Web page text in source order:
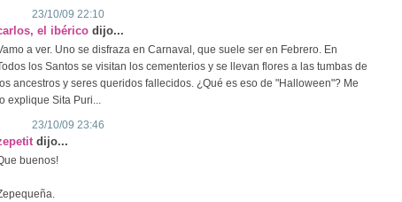
23/10/09 22:10
el ibérico dijo...
a ver. Uno se disfraza en Carnaval, que suele ser en Febrero. En
los Santos se visitan los cementerios y se llevan flores a las tumbas de
los ancestros y seres queridos fallecidos. ¿Qué es eso de "Halloween"? Me
lo explique Sita Puri...
23/10/09 23:46
dijo...
buenos!